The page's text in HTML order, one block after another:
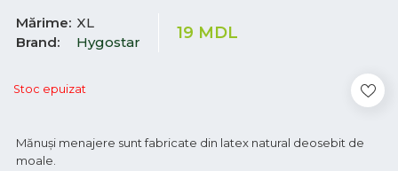
Mărime XL
Brand
Hygostar 19 MDL
Stoc epuizat
Mănuși menajere sunt fabricate din latex natural deosebit de
moale.